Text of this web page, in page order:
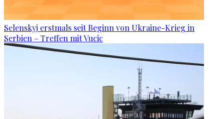
Selenskyj erstmals seit Beginn von Ukraine-Krieg in
Serbien – Treffen mit Vucic